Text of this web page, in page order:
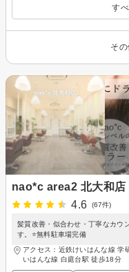
す
そ
nao*c area2 北大和店
4.6
(67件)
髪質改善・似合わせ・丁寧なカウ
す。⭐無料駐車場完備
アクセス：近鉄けいはんな線 学
いはんな線 白庭台駅 徒歩18分